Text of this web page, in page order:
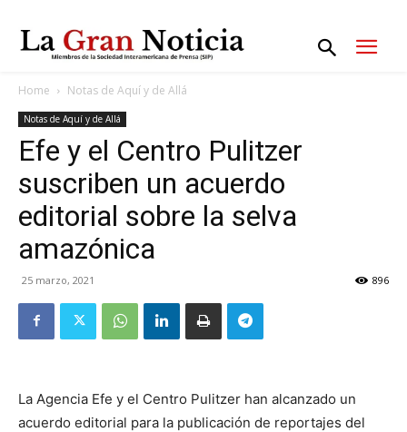
Home Notas de Aquí y de Allá
Notas de Aquí y de Allá
Efe y el Centro Pulitzer
suscriben un acuerdo
editorial sobre la selva
amazónica
25 marzo, 2021 896
La Agencia Efe y el Centro Pulitzer han alcanzado un
acuerdo editorial para la publicación de reportajes del